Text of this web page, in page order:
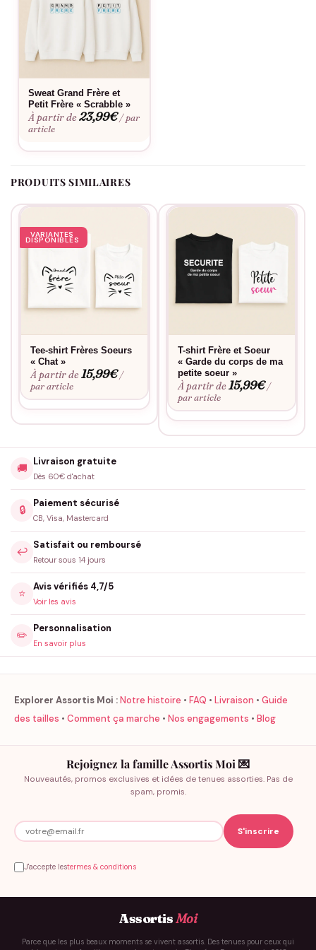
Bon à savoir
Consultez notreguide des tailles
Envie d’une touche personnelle ? Découvrez notre
personnalisation. Ce pull conserve sa forme et ses couleurs
lavage après lavage. Livraison gratuite dès 60€ d’achat en
point relais.
Sweat Grand Frère et
Petit Frère « Scrabble »
À partir de23,99€ / par
article
PRODUITS SIMILAIRES
VARIANTES
DISPONIBLES
Tee-shirt Frères Soeurs
« Chat »
À partir de15,99€ /
par article
T-shirt Frère et Soeur
« Garde du corps de ma
petite soeur »
À partir de15,99€ /
par article
🚚
Livraison gratuite
Dès 60€ d'achat
🔒
Paiement sécurisé
CB, Visa, Mastercard
↩️
Satisfait ou remboursé
Retour sous 14 jours
⭐
Avis vérifiés 4,7/5
Voir les avis
✏️
Personnalisation
En savoir plus
Explorer Assortis Moi :Notre histoire • FAQ • Livraison • Guide
des tailles • Comment ça marche • Nos engagements • Blog
Rejoignez la famille Assortis Moi 💌
Nouveautés, promos exclusives et idées de tenues assorties. Pas de
spam, promis.
J'accepte lestermes & conditions
AssortisMoi
Parce que les plus beaux moments se vivent assortis. Des tenues pour ceux qui